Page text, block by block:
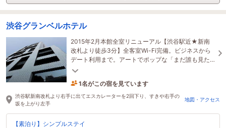
渋谷グランベルホテル
2015年2月本館全室リニューアル【渋谷駅近★新南
改札より徒歩3分】全客室Wi-Fi完備。ビジネスから
デート利用まで。アートでポップな「まだ誰も見た
ことのない、渋谷」を発信するデザインホテル。
1名がこの宿を見ています
渋谷駅新南改札より右手に出てエスカレーターを2回下り、すきや右手の
坂を上がり左手
地図・アクセス
【素泊り】シンプルステイ